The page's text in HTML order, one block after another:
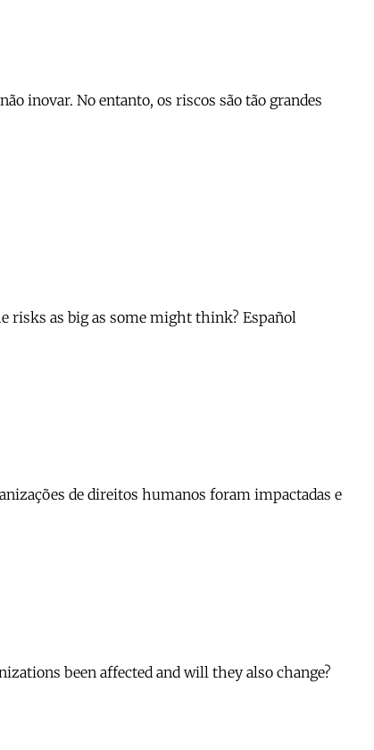
inovar. No entanto, os riscos são tão grandes
risks as big as some might think? Español
de direitos humanos foram impactadas e
been affected and will they also change?